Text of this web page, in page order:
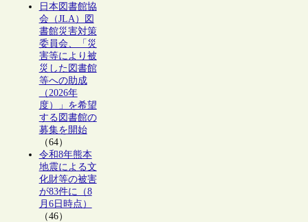
日本図書館協
会（JLA）図
書館災害対策
委員会、「災
害等により被
災した図書館
等への助成
（2026年
度）」を希望
する図書館の
募集を開始
（64）
令和8年熊本
地震による文
化財等の被害
が83件に（8
月6日時点）
（46）